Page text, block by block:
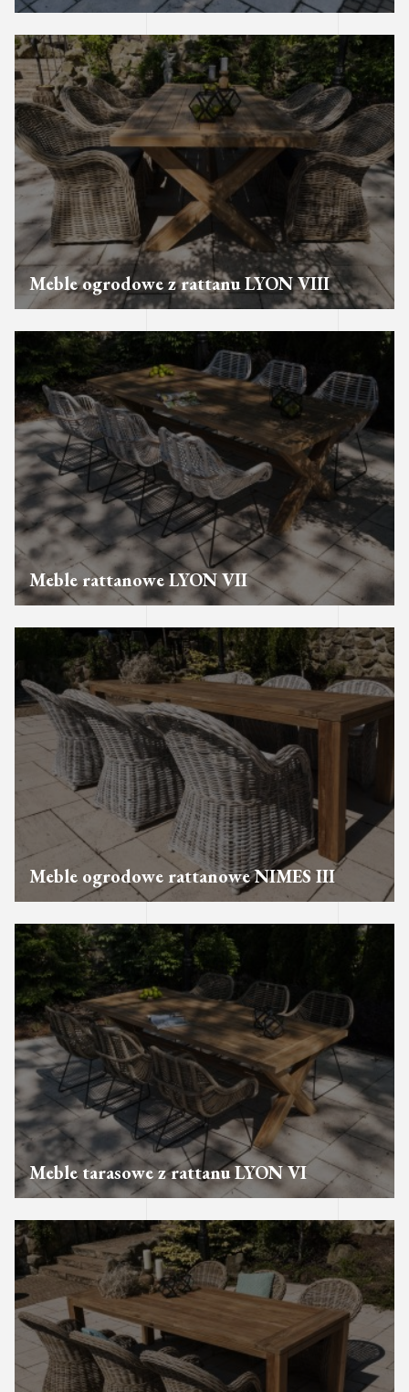
Meble ogrodowe z rattanu LYON VIII
Meble rattanowe LYON VII
Meble ogrodowe rattanowe NIMES III
Meble tarasowe z rattanu LYON VI